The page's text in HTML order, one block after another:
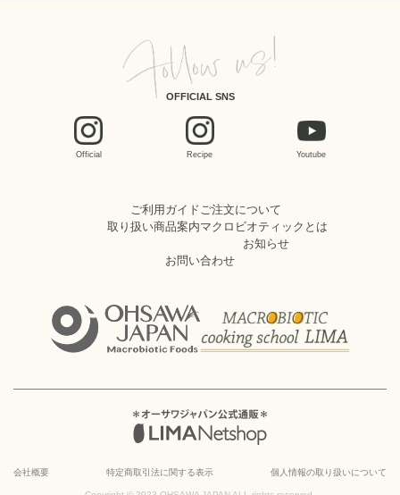
OFFICIAL SNS
Official Recipe Youtube
ご利用ガイドご注文について
取り扱い商品案内マクロビオティックとは
お知らせ
お問い合わせ
会社概要 特定商取引法に関する表示 個人情報の取り扱いについて